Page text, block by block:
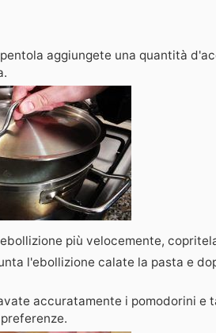
aggiungete una quantità
più velocemente,
l'ebollizione calate la pasta e
accuratamente i pomodorini e